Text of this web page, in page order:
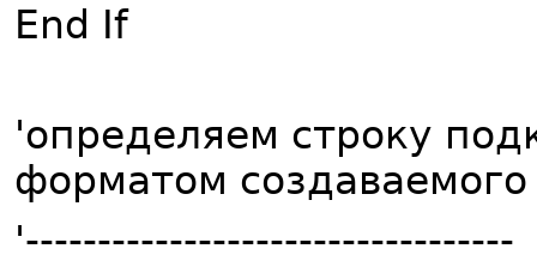
End If
'определяем строку
форматом
'----------------------------------